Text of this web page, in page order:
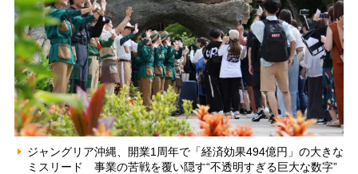
ジャングリア沖縄、開業1周年で「経済効果494億円」の大きな
ミスリード 事業の苦戦を覆い隠す“不透明すぎる巨大な数字”